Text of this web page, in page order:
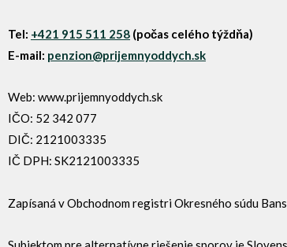
Tel: +421 915 511 258 (počas celého týždňa)
E-mail: penzion@prijemnyoddych.sk
Web: www.prijemnyoddych.sk
IČO: 52 342 077
DIČ: 2121003335
IČ DPH: SK2121003335
Zapísaná v Obchodnom registri Okresného súdu